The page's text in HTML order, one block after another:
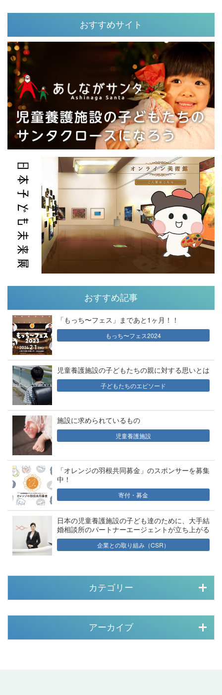
おすすめサイト
おすすめ記事
「もっち〜フェス」まであと1ヶ月！！
もっち〜フェス2024
児童養護施設の子どもたちの親に対する思いとは
子どもたちのエピソード
施設に求められているもの
児童養護施設
「オレンジの羽根共同募金」のスポンサーを募集
中！
寄付・募金
日本の児童養護施設の子ども達のために、大手結
婚相談所のパートナーエージェントが立ち上がる
企業との取り組み（CSR）
カテゴリー
アーカイブ